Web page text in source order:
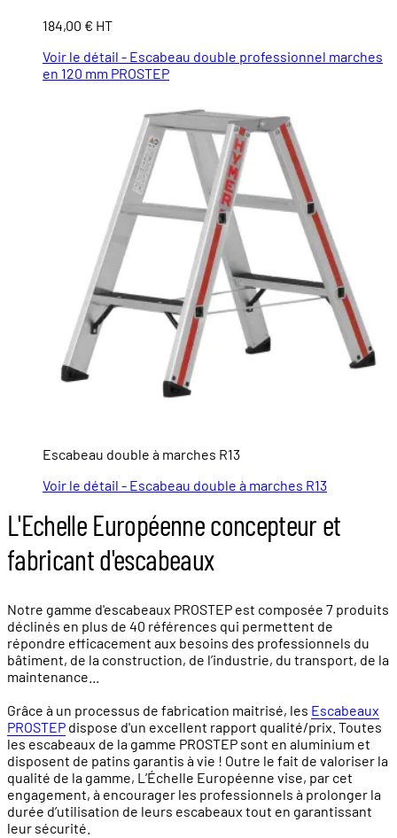
184,00 € HT
Voir le détail - Escabeau double professionnel marches
en 120 mm PROSTEP
Escabeau double à marches R13
Voir le détail - Escabeau double à marches R13
L'Echelle Européenne concepteur et
fabricant d'escabeaux
Notre gamme d'escabeaux PROSTEP est composée 7 produits
déclinés en plus de 40 références qui permettent de
répondre efficacement aux besoins des professionnels du
bâtiment, de la construction, de l’industrie, du transport, de la
maintenance...
Grâce à un processus de fabrication maitrisé, les Escabeaux
PROSTEP dispose d'un excellent rapport qualité/prix. Toutes
les escabeaux de la gamme PROSTEP sont en aluminium et
disposent de patins garantis à vie ! Outre le fait de valoriser la
qualité de la gamme, L’Échelle Européenne vise, par cet
engagement, à encourager les professionnels à prolonger la
durée d’utilisation de leurs escabeaux tout en garantissant
leur sécurité.